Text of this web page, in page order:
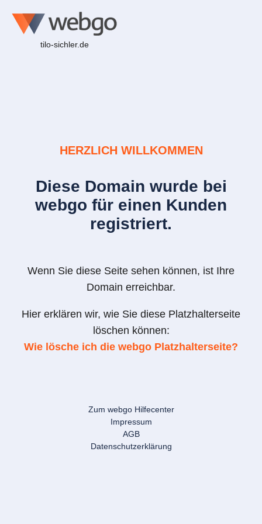
tilo-sichler.de
HERZLICH WILLKOMMEN
Diese Domain wurde bei
webgo für einen Kunden
registriert.
Wenn Sie diese Seite sehen können, ist Ihre
Domain erreichbar.
Hier erklären wir, wie Sie diese Platzhalterseite
löschen können:
Wie lösche ich die webgo Platzhalterseite?
Zum webgo Hilfecenter
Impressum
AGB
Datenschutzerklärung